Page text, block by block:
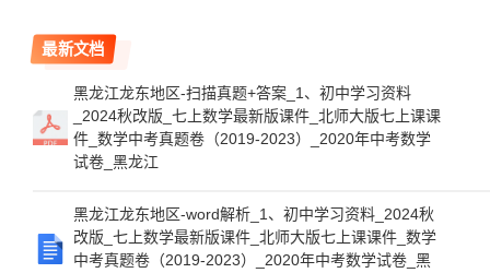
最新文档
黑龙江龙东地区-扫描真题+答案_1、初中学习资料
_2024秋改版_七上数学最新版课件_北师大版七上课课
件_数学中考真题卷（2019-2023）_2020年中考数学
试卷_黑龙江
黑龙江龙东地区-word解析_1、初中学习资料_2024秋
改版_七上数学最新版课件_北师大版七上课课件_数学
中考真题卷（2019-2023）_2020年中考数学试卷_黑